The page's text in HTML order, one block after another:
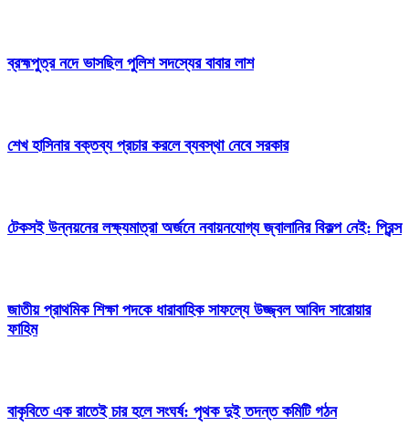
ব্রহ্মপুত্র নদে ভাসছিল পুলিশ সদস্যের বাবার লাশ
শেখ হাসিনার বক্তব্য প্রচার করলে ব্যবস্থা নেবে সরকার
টেকসই উন্নয়নের লক্ষ্যমাত্রা অর্জনে নবায়নযোগ্য জ্বালানির বিকল্প নেই: প্রিন্স
জাতীয় প্রাথমিক শিক্ষা পদকে ধারাবাহিক সাফল্যে উজ্জ্বল আবিদ সারোয়ার
ফাহিম
বাকৃবিতে এক রাতেই চার হলে সংঘর্ষ: পৃথক দুই তদন্ত কমিটি গঠন